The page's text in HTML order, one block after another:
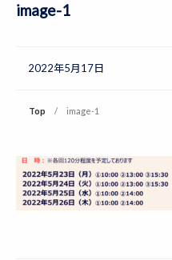
image-1
2022年5月17日
Top image-1